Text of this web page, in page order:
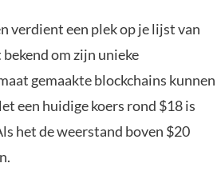
verdient een plek op je lijst van
om zijn unieke
gemaakte blockchains kunnen
een huidige koers rond $18 is
het de weerstand boven $20